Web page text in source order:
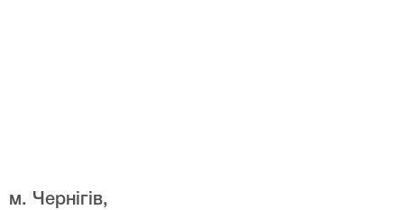
м. Чернігів,